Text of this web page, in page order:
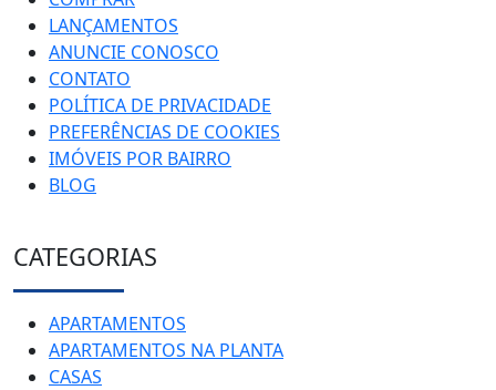
LANÇAMENTOS
ANUNCIE CONOSCO
CONTATO
POLÍTICA DE PRIVACIDADE
PREFERÊNCIAS DE COOKIES
IMÓVEIS POR BAIRRO
BLOG
CATEGORIAS
APARTAMENTOS
APARTAMENTOS NA PLANTA
CASAS